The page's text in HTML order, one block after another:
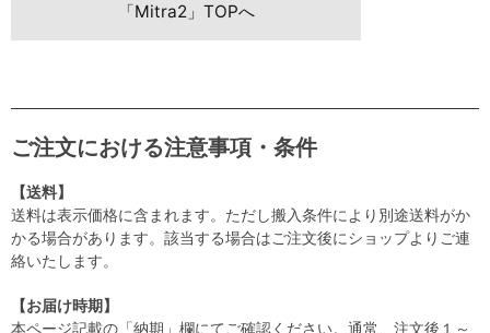
「Mitra2」TOPへ
ご注文における注意事項・条件
【送料】
送料は表示価格に含まれます。ただし搬入条件により別途送料がか
かる場合があります。該当する場合はご注文後にショップよりご連
絡いたします。
【お届け時期】
本ページ記載の「納期」欄にてご確認ください。通常、注文後１～